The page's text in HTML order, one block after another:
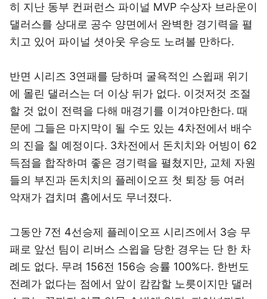
히 지난 동부 컨퍼런스 파이널 MVP 수상자 브라운이
댈러스를 상대로 공수 양면에서 완벽한 경기력을 펼
치고 있어 파이널 셧아웃 우승도 노려볼 만하다.
반면 시리즈 3연패를 당하며 굴욕적인 스윕패 위기
에 몰린 댈러스는 더 이상 뒤가 없다. 이것저것 조절
할 것 없이 전력을 다해 매경기를 이겨야만한다. 때
문에 그들은 마지막이 될 수도 있는 4차전에서 배수
의 진을 칠 예정이다. 3차전에서 돈치치와 어빙이 62
득점을 합작하며 좋은 경기력을 펼쳤지만, 교체 자원
들의 부진과 돈치치의 플레이오프 첫 퇴장 등 여러
악재가 겹치며 홈에서도 무너졌다.
그동안 7전 4선승제 플레이오프 시리즈에서 3승 무
패로 앞선 팀이 리버스 스윕을 당한 경우는 단 한 차
례도 없다. 무려 156전 156승 승률 100%다. 한번도
전례가 없다는 점에서 앞이 캄캄할 노릇이지만 댈러